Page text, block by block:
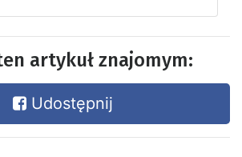
artykuł znajomym:
Udostępnij